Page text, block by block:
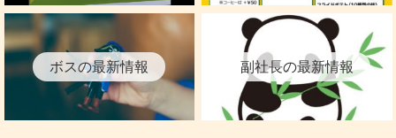
ボスの最新情報 副社長の最新情報